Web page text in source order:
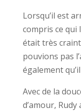
Lorsqu’il est
compris ce
était très
pouvions pas
également
Avec de la
d’amour,